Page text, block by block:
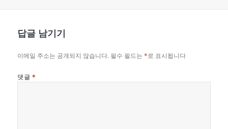
답글 남기기
이메일 주소는 공개되지 않습니다. 필수 필드는*로 표시됩니다
댓글 *